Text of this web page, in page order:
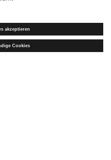
ADRESSE